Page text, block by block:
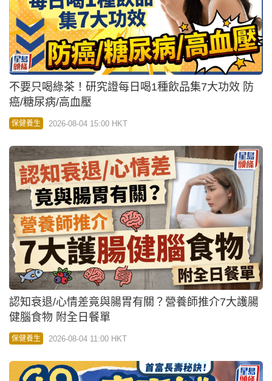
不要只喝綠茶！研究證每日喝1種飲品集7大功效 防
癌/糖尿病/高血壓
保健養生 2026-08-04 15:00 HKT
認知衰退/心情差竟與腸胃有關？營養師推介7大護腸
健腦食物 附全日餐單
保健養生 2026-08-04 11:00 HKT